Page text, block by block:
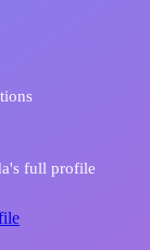
full profile